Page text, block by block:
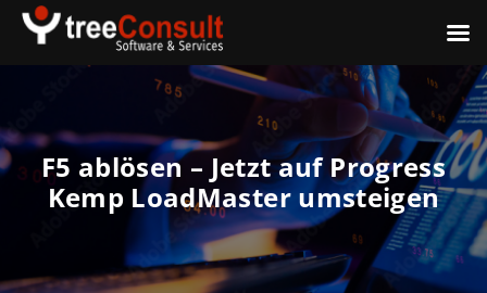
F5 ablösen – Jetzt auf Progress
Kemp LoadMaster umsteigen